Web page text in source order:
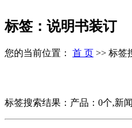
标签：说明书装订
您的当前位置： 首 页 >> 标签
标签搜索结果：产品：0个,新